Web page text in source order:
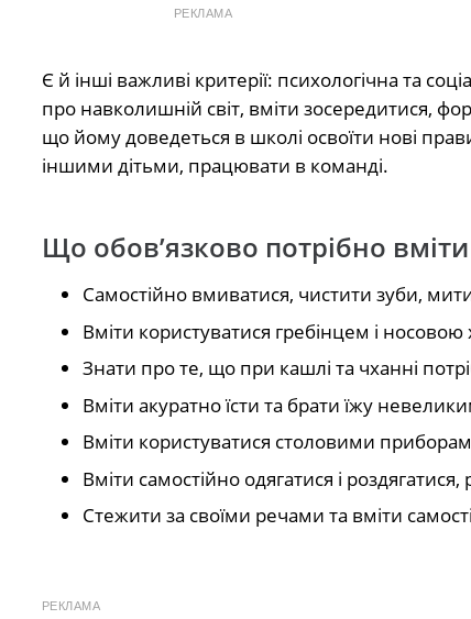
РЕКЛАМА
Є й інші важливі критерії: психологічна та
про навколишній світ, вміти зосередитися,
що йому доведеться в школі освоїти нові
іншими дітьми, працювати в команді.
Що обов’язково потрібно
Самостійно вмиватися, чистити зуби,
Вміти користуватися гребінцем і носовою
Знати про те, що при кашлі та чханні
Вміти акуратно їсти та брати їжу
Вміти користуватися столовими
Вміти самостійно одягатися і
Стежити за своїми речами та вміти
РЕКЛАМА